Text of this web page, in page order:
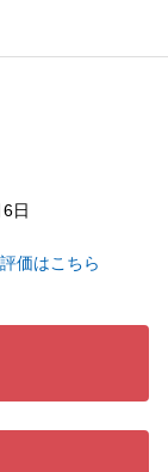
談にご誘導を
き誠にありが
日
価はこちら